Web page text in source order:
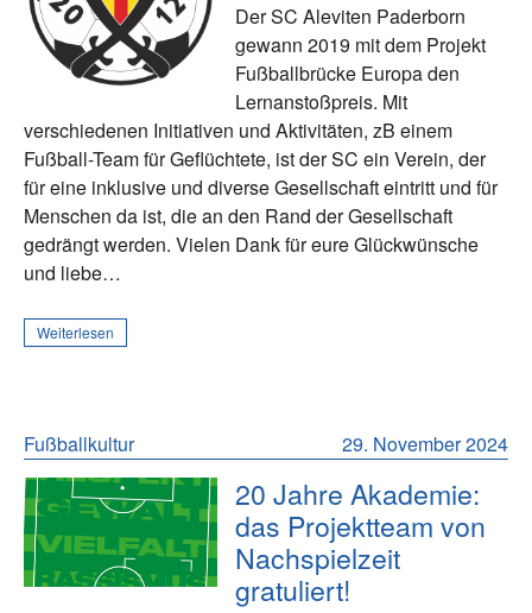
Der SC Aleviten Paderborn
gewann 2019 mit dem Projekt
Fußballbrücke Europa den
Lernanstoßpreis. Mit
verschiedenen Initiativen und Aktivitäten, zB einem
Fußball-Team für Geflüchtete, ist der SC ein Verein, der
für eine inklusive und diverse Gesellschaft eintritt und für
Menschen da ist, die an den Rand der Gesellschaft
gedrängt werden. Vielen Dank für eure Glückwünsche
und liebe…
Weiterlesen
29. November 2024
Fußballkultur
20 Jahre Akademie:
das Projektteam von
Nachspielzeit
gratuliert!